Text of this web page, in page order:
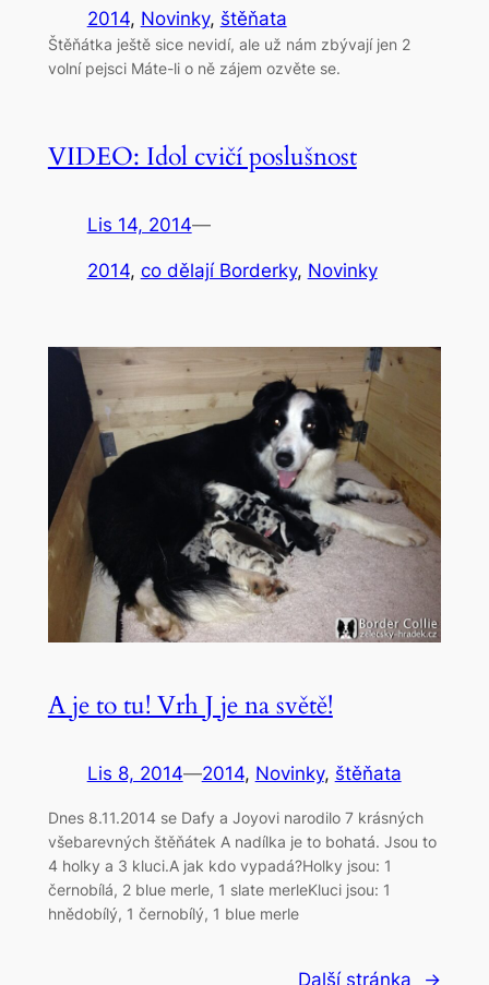
2014, Novinky, štěňata
Štěňátka ještě sice nevidí, ale už nám zbývají jen 2
volní pejsci Máte-li o ně zájem ozvěte se.
VIDEO: Idol cvičí poslušnost
Lis 14, 2014—
2014, co dělají Borderky, Novinky
A je to tu! Vrh J je na světě!
Lis 8, 2014—2014, Novinky, štěňata
Dnes 8.11.2014 se Dafy a Joyovi narodilo 7 krásných
všebarevných štěňátek A nadílka je to bohatá. Jsou to
4 holky a 3 kluci.A jak kdo vypadá?Holky jsou: 1
černobílá, 2 blue merle, 1 slate merleKluci jsou: 1
hnědobílý, 1 černobílý, 1 blue merle
Další stránka →